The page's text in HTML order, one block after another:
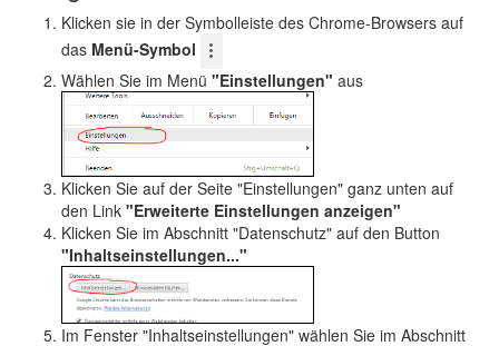
Klicken sie in der Symbolleiste des Chrome-Browsers auf
das Menü-Symbol
Wählen Sie im Menü "Einstellungen" aus
Klicken Sie auf der Seite "Einstellungen" ganz unten auf
den Link "Erweiterte Einstellungen anzeigen"
Klicken Sie im Abschnitt "Datenschutz" auf den Button
"Inhaltseinstellungen..."
Im Fenster "Inhaltseinstellungen" wählen Sie im Abschnitt